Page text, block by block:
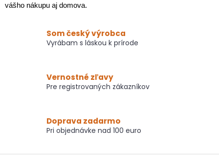
e
p
r
y
v
s
u
vášho nákupu aj domova.
Som český výrobca
Vyrábam s láskou k prírode
Vernostné zľavy
Pre registrovaných zákazníkov
Doprava zadarmo
Pri objednávke nad 100 euro
Z